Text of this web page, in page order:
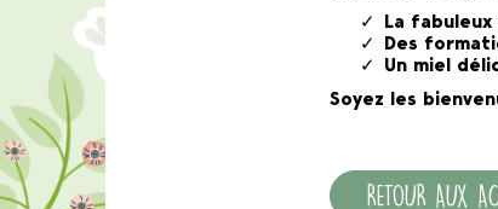
La
Des
Un miel
Soyez les
RETOUR AUX